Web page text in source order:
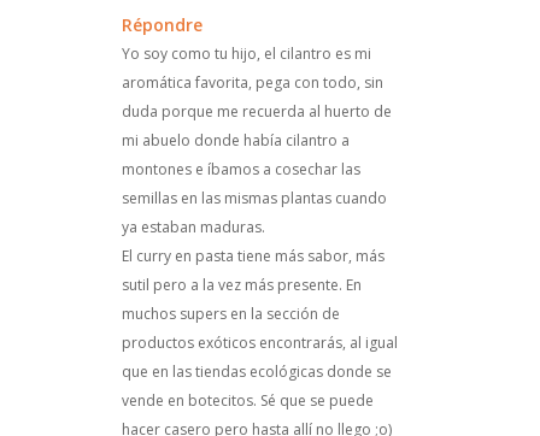
Répondre
Yo soy como tu hijo, el cilantro es mi
aromática favorita, pega con todo, sin
duda porque me recuerda al huerto de
mi abuelo donde había cilantro a
montones e íbamos a cosechar las
semillas en las mismas plantas cuando
ya estaban maduras.
El curry en pasta tiene más sabor, más
sutil pero a la vez más presente. En
muchos supers en la sección de
productos exóticos encontrarás, al igual
que en las tiendas ecológicas donde se
vende en botecitos. Sé que se puede
hacer casero pero hasta allí no llego ;o)